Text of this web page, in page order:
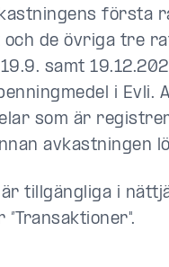
första
de övriga tre
samt
i Evli.
som är
avkastningen
tillgängliga i